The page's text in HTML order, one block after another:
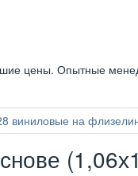
цены. Опытные
виниловые на